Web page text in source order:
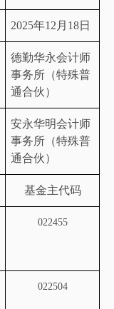
2025年12 月 18日
德勤华永会计师
事务所 （特殊普
通合伙 ）
安永华明会计师
事务所 （特殊普
通合伙 ）
基金主代码
022455
022504